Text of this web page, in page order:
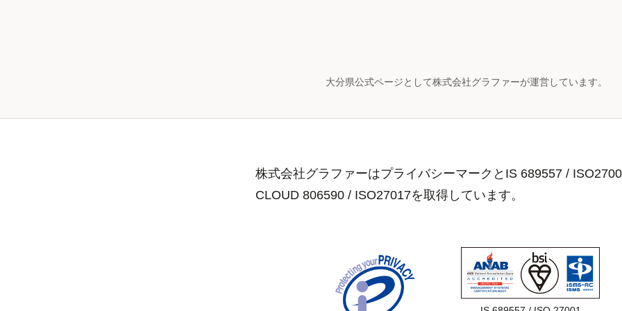
大分県公式ページとして株式会社グラファーが運営しています。
株式会社グラファーはプライバシーマークとIS 689557 /
CLOUD 806590 / ISO27017を取得しています。